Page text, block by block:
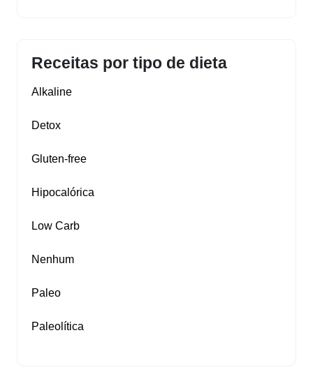
Receitas por tipo de dieta
Alkaline
Detox
Gluten‑free
Hipocalórica
Low Carb
Nenhum
Paleo
Paleolítica